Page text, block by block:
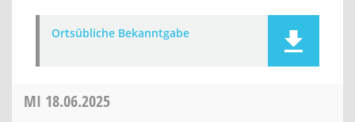
Ortsübliche Bekanntgabe
MI 18.06.2025